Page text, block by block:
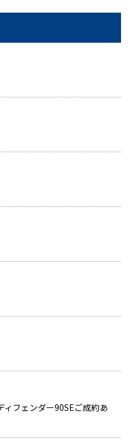
フェンダー90SEご成約あ